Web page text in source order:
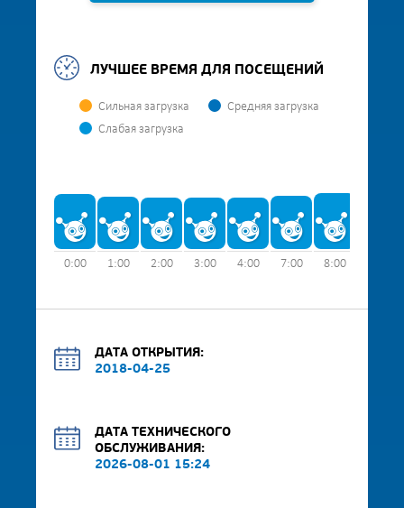
ЛУЧШЕЕ ВРЕМЯ ДЛЯ ПОСЕЩЕНИЙ
Сильная загрузка
Средняя загрузка
Слабая загрузка
0:00 1:00 2:00 3:00 4:00 7:00 8:00
ДАТА ОТКРЫТИЯ:
2018-04-25
ДАТА ТЕХНИЧЕСКОГО
ОБСЛУЖИВАНИЯ:
2026-08-01 15:24